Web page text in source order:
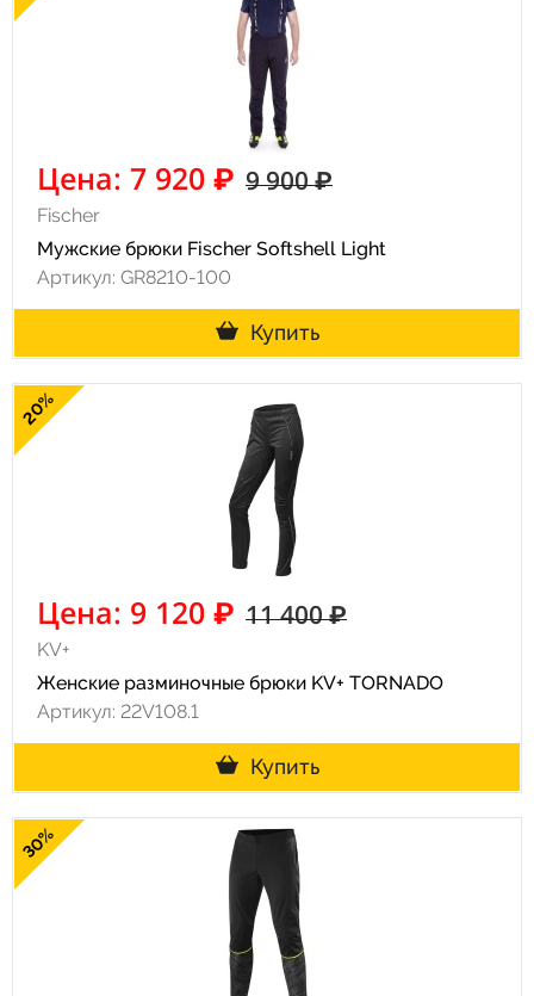
Цена: 7 920 ₽ 9 900 ₽
Fischer
Мужские брюки Fischer Softshell Light
Артикул: GR8210-100
Купить
20%
Цена: 9 120 ₽ 11 400 ₽
KV+
Женские разминочные брюки KV+ TORNADO
Артикул: 22V108.1
Купить
30%